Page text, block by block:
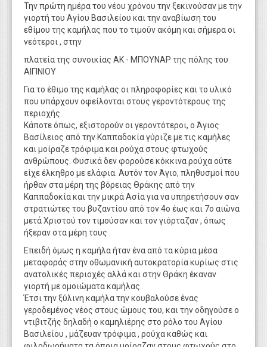
Την πρώτη ημέρα του νέου χρόνου την ξεκινούσαν με την
γιορτή του Αγίου Βασιλείου και την αναβίωση του
εθίμου της καμήλας που το τιμούν ακόμη και σήμερα οι
νεότεροι , στην
πλατεία της συνοικίας ΑΚ - ΜΠΟΥΝΑΡ της πόλης του
ΑΙΓΙΝΙΟΥ
Για το έθιμο της καμήλας οι πληροφορίες και το υλικό
που υπάρχουν οφείλονται στους γεροντότερους της
περιοχής .
Κάποτε όπως, εξιστορούν οι γεροντότεροι, ο Άγιος
Βασίλειος από την Καππαδοκία γύριζε με τις καμήλες
και μοίραζε τρόφιμα και ρούχα στους φτωχούς
ανθρώπους. Φυσικά δεν φορούσε κόκκινα ρούχα ούτε
είχε έλκηθρο με ελάφια. Αυτόν τον Άγιο, πληθυσμοί που
ήρθαν στα μέρη της βόρειας Θράκης από την
Καππαδοκία και την μικρά Ασία για να υπηρετήσουν σαν
στρατιώτες του βυζαντίου από τον 4ο έως και 7ο αιώνα
μετά Χριστού τον τιμούσαν και τον γιόρταζαν , όπως
ήξεραν στα μέρη τους .
Επειδή όμως η καμήλα ήταν ένα από τα κύρια μέσα
μεταφοράς στην οθωμανική αυτοκρατορία κυρίως στις
ανατολικές περιοχές αλλά και στην Θράκη έκαναν
γιορτή με ομοιώματα καμήλας.
Έτσι την ξύλινη καμήλα την κουβαλούσε ένας
γεροδεμένος νέος στους ώμους του, και την οδηγούσε ο
ντιβιτζής δηλαδή ο καμηλιέρης στο ρόλο του Αγίου
Βασιλείου , μάζευαν τρόφιμα , ρούχα καθώς και